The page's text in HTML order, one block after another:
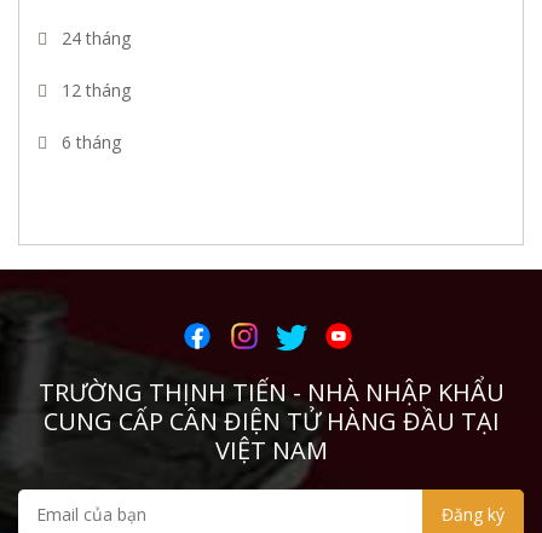
CIMA
Pebco
REVERE
TSCALE
Zemic
24 tháng
12 tháng
6 tháng
TRƯỜNG THỊNH TIẾN - NHÀ NHẬP KHẨU
CUNG CẤP CÂN ĐIỆN TỬ HÀNG ĐẦU TẠI
VIỆT NAM